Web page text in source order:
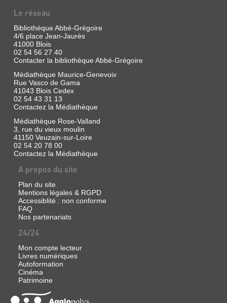
L'ART-
SCIENCE
Livre
Cachin,
Gallimard,
1991
(Découvertes
Bibliogr.
p.
138
L'ART
DU
XIXE
SIÈCLE
[SECONDE
MOITIÉ]
1850-
1905
Livre
Le réseau
Bibliothèque Abbé-Grégoire
4/6 place Jean-Jaurès
41000 Blois
02 54 56 27 40
Contacter la bibliothèque Abbé-Grégoire
Médiathèque Maurice-Genevoix
Rue Vasco de Gama
41043 Blois Cedex
02 54 43 31 13
Contactez la Médiathèque
Médiathèque Rose-Valland
3, rue du vieux moulin
41150 Veuzain-sur-Loire
02 54 20 78 00
Contactez la Médiathèque
A propos du site
Plan du site
Mentions légales & RGPD
Accessiblité : non conforme
FAQ
Nos partenariats
24/24
Mon compte lecteur
Livres numériques
Autoformation
Cinéma
Patrimoine